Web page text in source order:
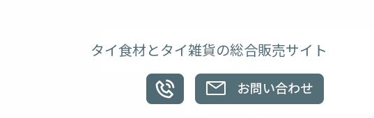
タイ食材とタイ雑貨の総合販売サイト